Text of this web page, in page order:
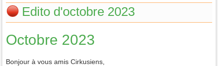
Edito d'octobre 2023
Octobre 2023
Bonjour à vous amis Cirkusiens,